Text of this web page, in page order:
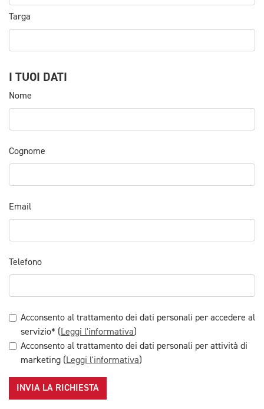
Targa
I TUOI DATI
Nome
Cognome
Email
Telefono
Acconsento al trattamento dei dati personali per accedere al
servizio* (Leggi l'informativa)
Acconsento al trattamento dei dati personali per attività di
marketing (Leggi l'informativa)
INVIA LA RICHIESTA